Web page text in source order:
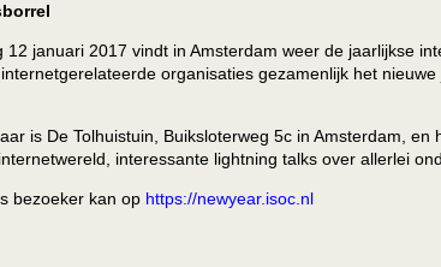
12 januari 2017 vindt in Amsterdam weer de jaarlijkse
organisaties gezamenlijk het
is De Tolhuistuin, Buiksloterweg 5c in Amsterdam,
interessante lightning talks over allerlei
bezoeker kan op https://newyear.isoc.nl